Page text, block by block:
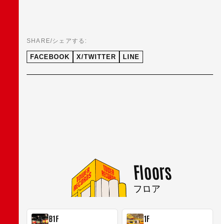
SHARE/シェアする:
FACEBOOK X/TWITTER LINE
Floors
フロア
B1F 1F